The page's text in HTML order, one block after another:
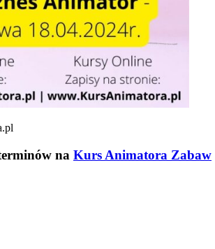
na Kurs Animatora Zabaw